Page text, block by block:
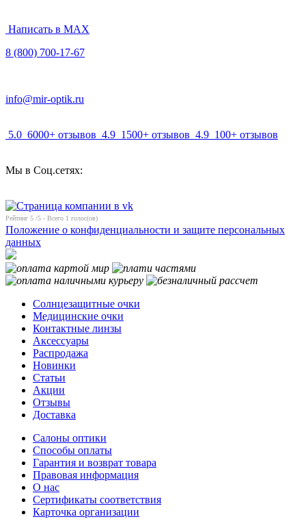
Написать в MAX
8 (800) 700-17-67
info@mir-optik.ru
5.0 6000+ отзывов 4.9 1500+ отзывов 4.9 100+ отзывов
Мы в Соц.сетях:
Рейтинг 5 /5 - Всего 1 голос(ов)
Положение о конфиденциальности и защите персональных
данных
Солнцезащитные очки
Медицинские очки
Контактные линзы
Аксессуары
Распродажа
Новинки
Статьи
Акции
Отзывы
Доставка
Салоны оптики
Способы оплаты
Гарантия и возврат товара
Правовая информация
О нас
Сертификаты соответствия
Карточка организации